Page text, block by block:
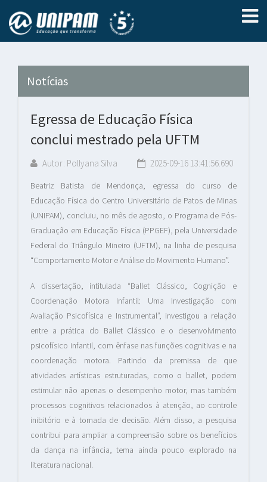
Notícias
Egressa de Educação Física
conclui mestrado pela UFTM
Autor: Pollyana Silva 2025-09-16 13:41:56.690
Beatriz Batista de Mendonça, egressa do curso de
Educação Física do Centro Universitário de Patos de Minas
(UNIPAM), concluiu, no mês de agosto, o Programa de Pós-
Graduação em Educação Física (PPGEF), pela Universidade
Federal do Triângulo Mineiro (UFTM), na linha de pesquisa
“Comportamento Motor e Análise do Movimento Humano”.
A dissertação, intitulada “Ballet Clássico, Cognição e
Coordenação Motora Infantil: Uma Investigação com
Avaliação Psicofísica e Instrumental”, investigou a relação
entre a prática do Ballet Clássico e o desenvolvimento
psicofísico infantil, com ênfase nas funções cognitivas e na
coordenação motora. Partindo da premissa de que
atividades artísticas estruturadas, como o ballet, podem
estimular não apenas o desempenho motor, mas também
processos cognitivos relacionados à atenção, ao controle
inibitório e à tomada de decisão. Além disso, a pesquisa
contribui para ampliar a compreensão sobre os benefícios
da dança na infância, tema ainda pouco explorado na
literatura nacional.